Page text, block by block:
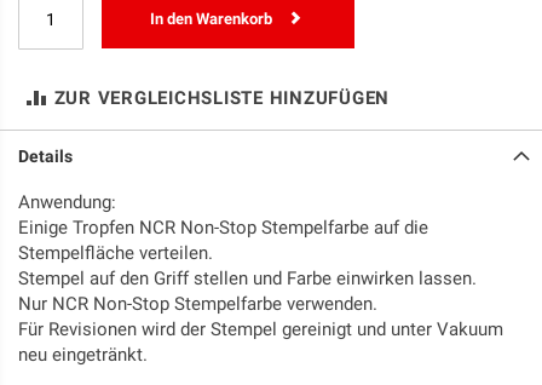
In den Warenkorb
ZUR VERGLEICHSLISTE HINZUFÜGEN
Details
Anwendung:
Einige Tropfen NCR Non-Stop Stempelfarbe auf die
Stempelfläche verteilen.
Stempel auf den Griff stellen und Farbe einwirken lassen.
Nur NCR Non-Stop Stempelfarbe verwenden.
Für Revisionen wird der Stempel gereinigt und unter Vakuum
neu eingetränkt.